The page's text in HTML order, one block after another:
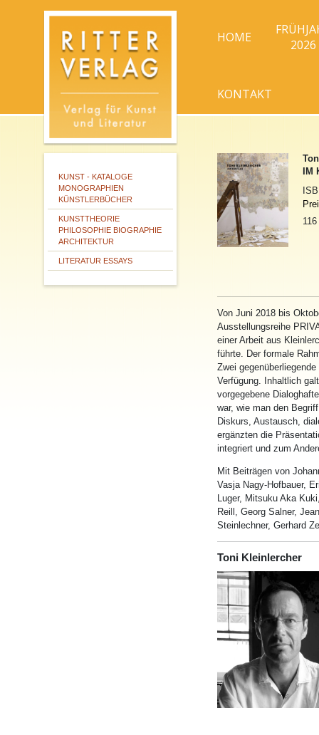
HOME
2026
KONTAKT
KUNST - KATALOGE
MONOGRAPHIEN
KÜNSTLERBÜCHER
KUNSTTHEORIE
PHILOSOPHIE BIOGRAPHIE
ARCHITEKTUR
LITERATUR ESSAYS
IM
Von Juni 2018 bis
Ausstellungsreihe
einer Arbeit aus
führte. Der formale
Zwei
Verfügung. Inhaltlich
vorgegebene
war, wie man den
Diskurs, Austausch,
ergänzten die
integriert und zum
Mit Beiträgen von
Vasja Nagy-Hofbauer,
Luger, Mitsuku Aka
Reill, Georg Salner,
Steinlechner, Gerhard
Toni Kleinlercher